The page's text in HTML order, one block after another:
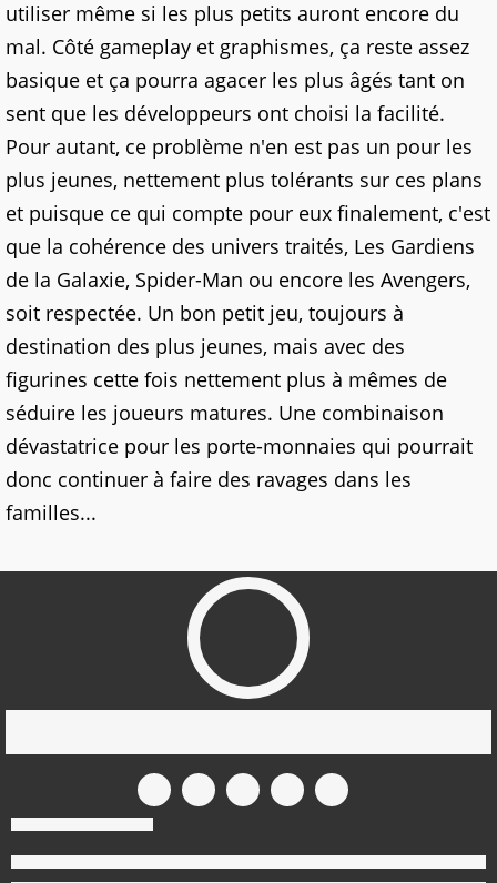
utiliser même si les plus petits auront encore du
mal. Côté gameplay et graphismes, ça reste assez
basique et ça pourra agacer les plus âgés tant on
sent que les développeurs ont choisi la facilité.
Pour autant, ce problème n'en est pas un pour les
plus jeunes, nettement plus tolérants sur ces plans
et puisque ce qui compte pour eux finalement, c'est
que la cohérence des univers traités, Les Gardiens
de la Galaxie, Spider-Man ou encore les Avengers,
soit respectée. Un bon petit jeu, toujours à
destination des plus jeunes, mais avec des
figurines cette fois nettement plus à mêmes de
séduire les joueurs matures. Une combinaison
dévastatrice pour les porte-monnaies qui pourrait
donc continuer à faire des ravages dans les
familles...